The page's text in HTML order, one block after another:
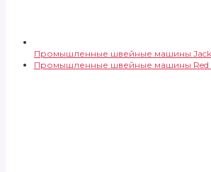
Промышленные швейные машины Jack
Промышленные швейные машины Red